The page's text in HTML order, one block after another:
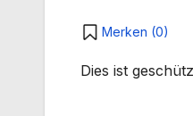
Merken (0)
Dies ist